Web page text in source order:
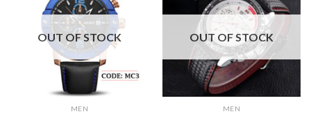
OUT OF STOCK
MEN
OUT OF STOCK
MEN